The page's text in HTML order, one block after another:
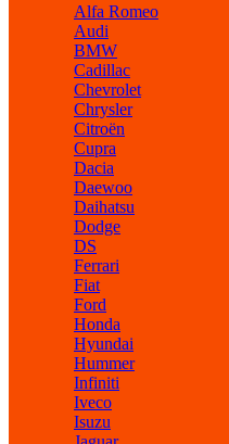
Alfa Romeo
Audi
BMW
Cadillac
Chevrolet
Chrysler
Citroën
Cupra
Dacia
Daewoo
Daihatsu
Dodge
DS
Ferrari
Fiat
Ford
Honda
Hyundai
Hummer
Infiniti
Iveco
Isuzu